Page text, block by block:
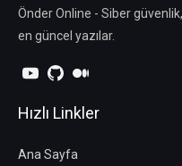
Önder Online - Siber
en güncel yazılar.
Hızlı Linkler
Ana Sayfa